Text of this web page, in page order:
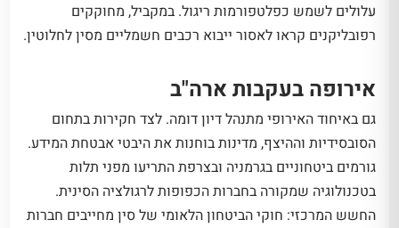
עלולים לשמש כפלטפורמות ריגול. במקביל, מחוקקים
רפובליקנים קראו לאסור ייבוא רכבים חשמליים מסין לחלוטין.
אירופה בעקבות ארה"ב
גם באיחוד האירופי מתנהל דיון דומה. לצד חקירות בתחום
הסובסידיות וההיצף, מדינות בוחנות את היבטי אבטחת המידע.
גורמים ביטחוניים בגרמניה ובצרפת התריעו מפני תלות
בטכנולוגיה שמקורה בחברות הכפופות לרגולציה הסינית.
החשש המרכזי: חוקי הביטחון הלאומי של סין מחייבים חברות